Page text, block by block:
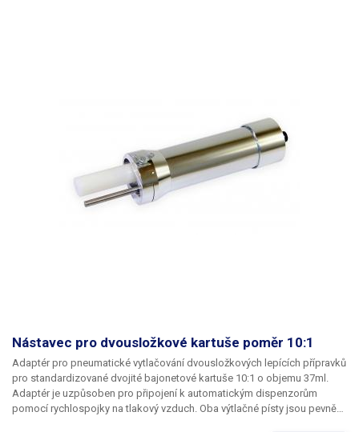
Nástavec pro dvousložkové kartuše poměr 10:1
Adaptér pro pneumatické vytlačování dvousložkových lepících přípravků
pro standardizované dvojité bajonetové kartuše 10:1 o objemu 37ml.
Adaptér je uzpůsoben pro připojení k automatickým dispenzorům
pomocí rychlospojky na tlakový vzduch. Oba výtlačné písty jsou pevně